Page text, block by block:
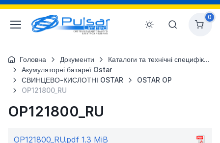
0
Головна Документи
Каталоги та технічні специфікації
Акумуляторні батареї Ostar
СВИНЦЕВО-КИСЛОТНІ OSTAR
OSTAR OP
OP121800_RU
OP121800_RU
OP121800_RU.pdf 1.3 MiB